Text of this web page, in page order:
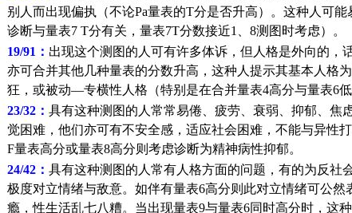
别人而出现偏执（不论Pa量表的T分是否升高）。这种人可
诊断与量表7 T分有关，量表7T分数接近1、8测图时考虑）。
19/91： 出现这个测图的人可有许多体诉，但人格是外向的，
亦可合并其他几种量表的分数升高，这种人提示其基本人格
狂，或被动—专横性人格（特别是在合并量表4高分与量表6低
23/32： 具有这种测图的人常常易倦、疲劳、衰弱、抑郁、焦
觉困难，他们亦可有不安全感，适应社会困难，不能与异性
F量表高分或量表8高分则考虑诊断为精神病性抑郁。
24/42： 具有这种测图的人常有人格方面的问题，有的为反社
极度对立情绪与敌意。如伴有量表6高分则此对立情绪可公
瘾，性生活乱七八糟。当出现量表9与量表6同时高分时，这